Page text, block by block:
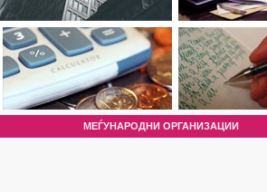
МЕЃУНАРОДНИ ОРГАНИЗАЦИИ